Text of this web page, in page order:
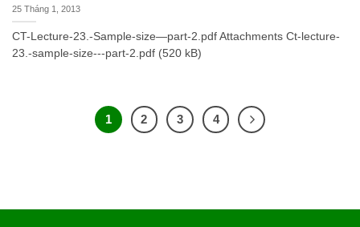
25 Tháng 1, 2013
CT-Lecture-23.-Sample-size—part-2.pdf Attachments Ct-lecture-
23.-sample-size---part-2.pdf (520 kB)
1 2 3 4